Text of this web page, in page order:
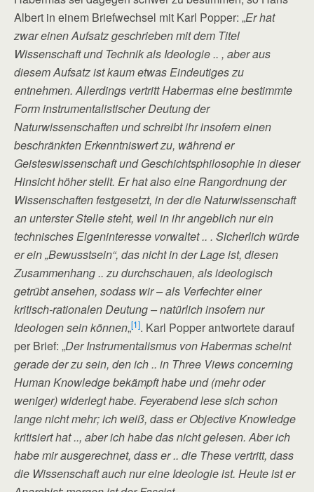
Albert in einem Briefwechsel mit Karl Popper: „Er hat
zwar einen Aufsatz geschrieben mit dem Titel
Wissenschaft und Technik als Ideologie .. , aber aus
diesem Aufsatz ist kaum etwas Eindeutiges zu
entnehmen. Allerdings vertritt Habermas eine bestimmte
Form instrumentalistischer Deutung der
Naturwissenschaften und schreibt ihr insofern einen
beschränkten Erkenntniswert zu, während er
Geisteswissenschaft und Geschichtsphilosophie in dieser
Hinsicht höher stellt. Er hat also eine Rangordnung der
Wissenschaften festgesetzt, in der die Naturwissenschaft
an unterster Stelle steht, weil in ihr angeblich nur ein
technisches Eigeninteresse vorwaltet .. . Sicherlich würde
er ein „Bewusstsein“, das nicht in der Lage ist, diesen
Zusammenhang .. zu durchschauen, als ideologisch
getrübt ansehen, sodass wir – als Verfechter einer
kritisch-rationalen Deutung – natürlich insofern nur
Ideologen sein können„[1]. Karl Popper antwortete darauf
per Brief: „Der Instrumentalismus von Habermas scheint
gerade der zu sein, den ich .. in Three Views concerning
Human Knowledge bekämpft habe und (mehr oder
weniger) widerlegt habe. Feyerabend lese sich schon
lange nicht mehr; ich weiß, dass er Objective Knowledge
kritisiert hat .., aber ich habe das nicht gelesen. Aber ich
habe mir ausgerechnet, dass er .. die These vertritt, dass
die Wissenschaft auch nur eine Ideologie ist. Heute ist er